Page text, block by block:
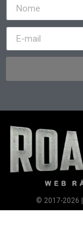
© 2017-2026